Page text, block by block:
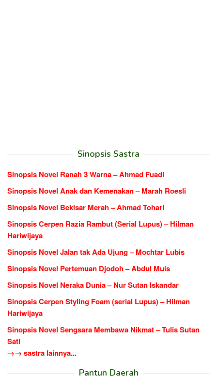
Sinopsis Sastra
Sinopsis Novel Ranah 3 Warna – Ahmad Fuadi
Sinopsis Novel Anak dan Kemenakan – Marah Roesli
Sinopsis Novel Bekisar Merah – Ahmad Tohari
Sinopsis Cerpen Razia Rambut (Serial Lupus) – Hilman
Hariwijaya
Sinopsis Novel Jalan tak Ada Ujung – Mochtar Lubis
Sinopsis Novel Pertemuan Djodoh – Abdul Muis
Sinopsis Novel Neraka Dunia – Nur Sutan Iskandar
Sinopsis Cerpen Styling Foam (serial Lupus) – Hilman
Hariwijaya
Sinopsis Novel Sengsara Membawa Nikmat – Tulis Sutan
Sati
→→ sastra lainnya...
Pantun Daerah